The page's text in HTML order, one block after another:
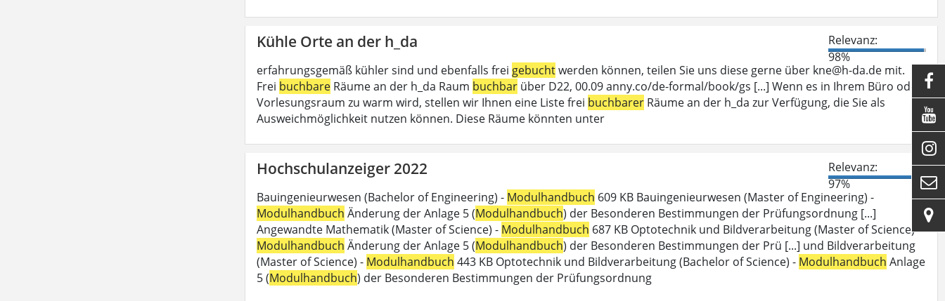
Kühle Orte an der h_da
Relevanz:
98%
erfahrungsgemäß kühler sind und ebenfalls frei gebuchtwerden können, teilen Sie uns diese gerne über kne@h-da.de mit.
Frei buchbare Räume an der h_da Raum buchbar über D22, 00.09 anny.co/de-formal/book/gs [...] Wenn es in Ihrem Büro oder
Vorlesungsraum zu warm wird, stellen wir Ihnen eine Liste frei buchbarer Räume an der h_da zur Verfügung, die Sie als
Ausweichmöglichkeit nutzen können. Diese Räume könnten unter
Hochschulanzeiger 2022
Relevanz:
97%
Bauingenieurwesen (Bachelor of Engineering) - Modulhandbuch 609 KB Bauingenieurwesen (Master of Engineering) -
Modulhandbuch Änderung der Anlage 5 (Modulhandbuch) der Besonderen Bestimmungen der Prüfungsordnung [...]
Angewandte Mathematik (Master of Science) - Modulhandbuch 687 KB Optotechnik und Bildverarbeitung (Master of Science) -
Modulhandbuch Änderung der Anlage 5 (Modulhandbuch) der Besonderen Bestimmungen der Prü [...] und Bildverarbeitung
(Master of Science) - Modulhandbuch 443 KB Optotechnik und Bildverarbeitung (Bachelor of Science) - Modulhandbuch Anlage
5 (Modulhandbuch) der Besonderen Bestimmungen der Prüfungsordnung




